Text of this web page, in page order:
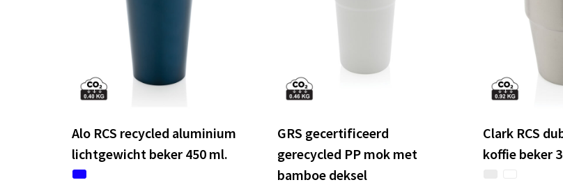
Alo RCS recycled aluminium
lichtgewicht beker 450 ml.
GRS gecertificeerd
gerecycled PP mok met
bamboe deksel
Clark RCS
koffie beker